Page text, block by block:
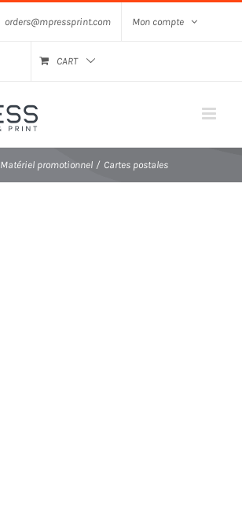
orders@mpressprint.com Mon compte
CART
Matériel promotionnel Cartes postales